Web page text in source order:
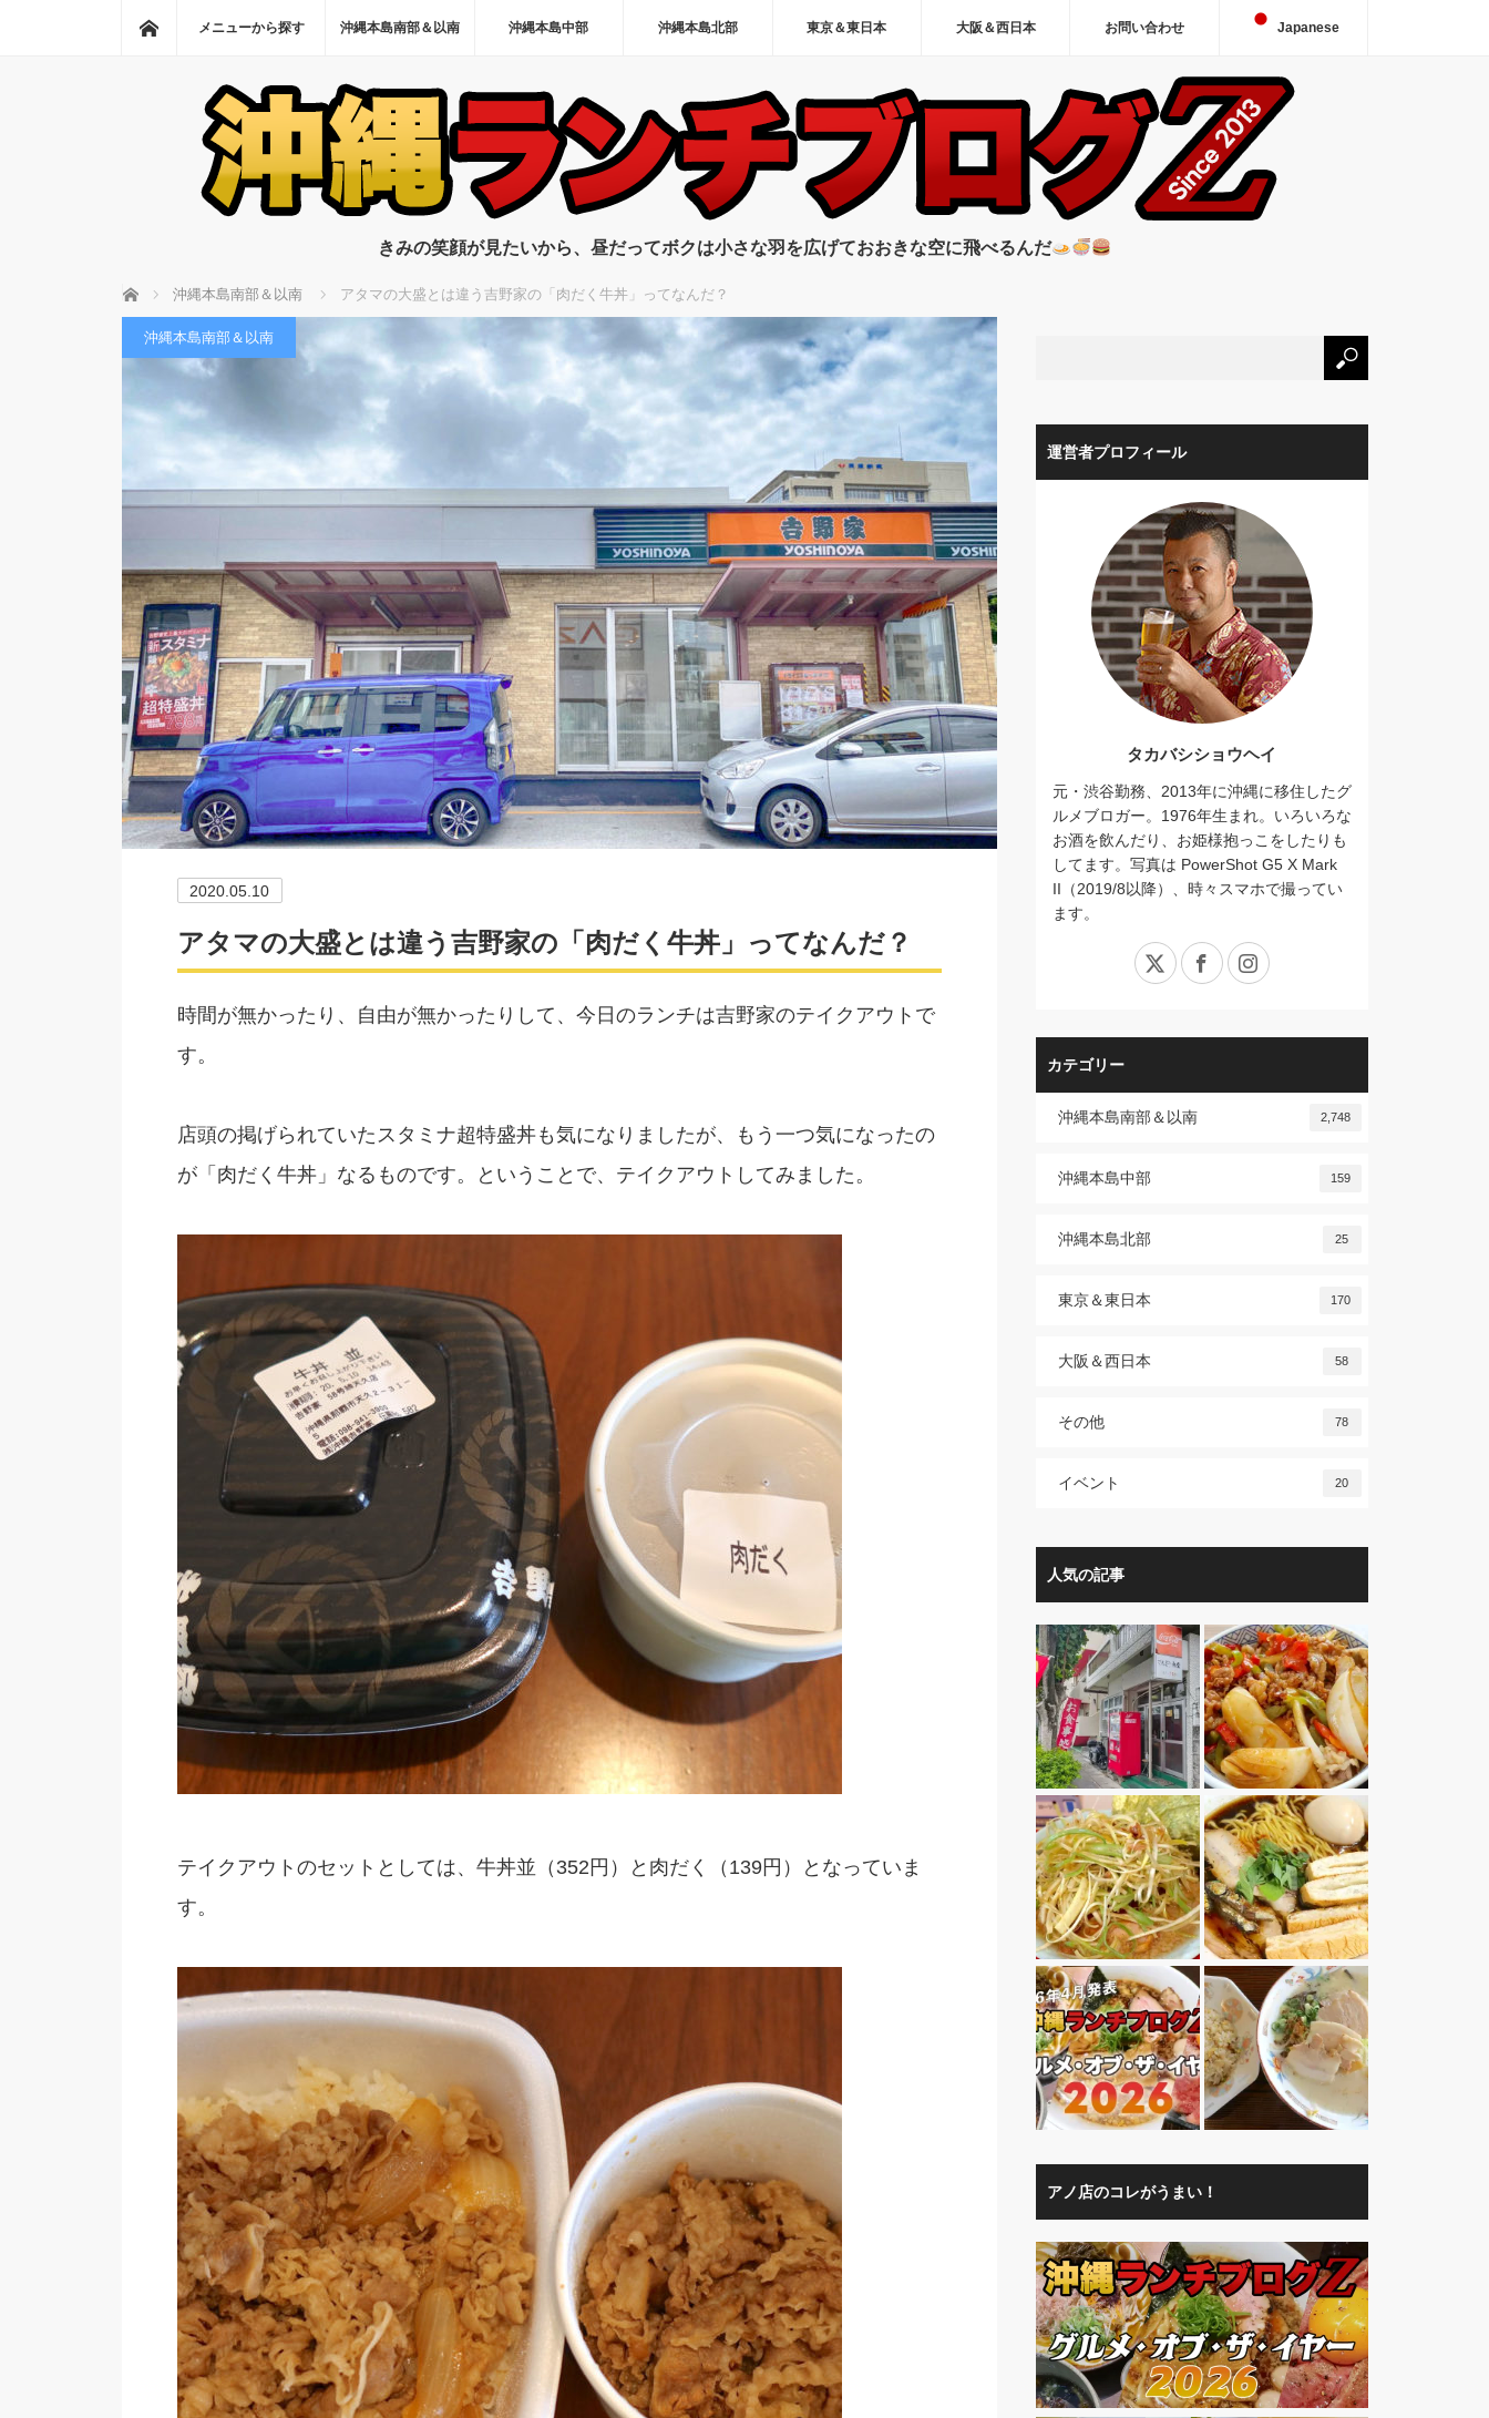
ホーム
メニューから探す 沖縄本島南部＆以南 沖縄本島中部 沖縄本島北部 東京＆東日本 大阪＆西日本 お問い合わせ Japanese
きみの笑顔が見たいから、昼だってボクは小さな羽を広げておおきな空に飛べるんだ
ホーム 沖縄本島南部＆以南 アタマの大盛とは違う吉野家の「肉だく牛丼」ってなんだ？
沖縄本島南部＆以南
2020.05.10
アタマの大盛とは違う吉野家の「肉だく牛丼」ってなんだ？
時間が無かったり、自由が無かったりして、今日のランチは吉野家のテイクアウトで
す。
店頭の掲げられていたスタミナ超特盛丼も気になりましたが、もう一つ気になったの
が「肉だく牛丼」なるものです。ということで、テイクアウトしてみました。
テイクアウトのセットとしては、牛丼並（352円）と肉だく（139円）となっていま
す。
運営者プロフィール
タカバシショウヘイ
元・渋谷勤務、2013年に沖縄に移住したグ
ルメブロガー。1976年生まれ。いろいろな
お酒を飲んだり、お姫様抱っこをしたりも
してます。写真は PowerShot G5 X Mark
II（2019/8以降）、時々スマホで撮ってい
ます。
X FacebookInstagram
カテゴリー
沖縄本島南部＆以南 2,748
沖縄本島中部 159
沖縄本島北部 25
東京＆東日本 170
大阪＆西日本 58
その他 78
イベント 20
人気の記事
アノ店のコレがうまい！